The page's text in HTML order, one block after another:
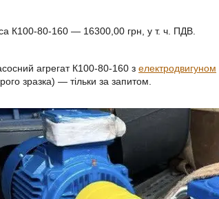
К100-80-160 ― 16300,00 грн, у т. ч. ПДВ.
агрегат К100-80-160 з електродвигуном
зразка) ― тільки за запитом.